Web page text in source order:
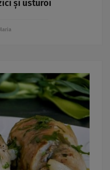
și usturoi